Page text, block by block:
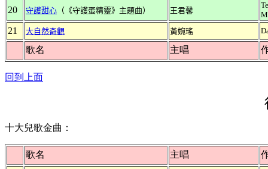
20 守護甜心 （《守護蛋精靈》主題曲） 王君馨
21 大自然奇觀 黃婉瑤
歌名 主唱
回到上面
十大兒歌金曲：
歌名 主唱